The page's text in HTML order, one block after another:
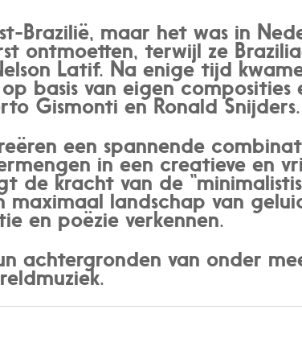
Brazilië, maar het was in
ontmoetten, terwijl ze
Latif. Na enige tijd
basis van eigen composities
Gismonti en Ronald Snijders.
een spannende
in een creatieve en
de kracht van de
landschap van
en poëzie verkennen.
achtergronden van onder